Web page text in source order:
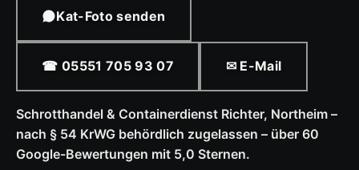
Kat-Foto senden
☎ 05551 705 93 07 ✉ E-Mail
Schrotthandel & Containerdienst Richter, Northeim –
nach § 54 KrWG behördlich zugelassen – über 60
Google-Bewertungen mit 5,0 Sternen.